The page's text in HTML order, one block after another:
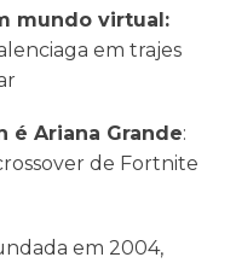
mundo virtual:
em trajes
é Ariana Grande:
de Fortnite
em 2004,